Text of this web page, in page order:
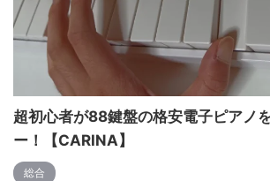
超初心者が88鍵盤の格安電子ピアノ
ー！【CARINA】
総合